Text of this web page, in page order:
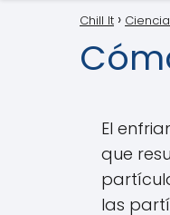
Chill It Ciencia
El
que
las